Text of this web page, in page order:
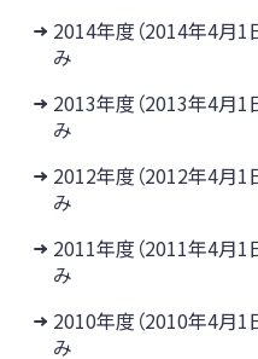
2014年度（2014年4月1
み
2013年度（2013年4月1
み
2012年度（2012年4月1
み
2011年度（2011年4月1
み
2010年度（2010年4月1
み